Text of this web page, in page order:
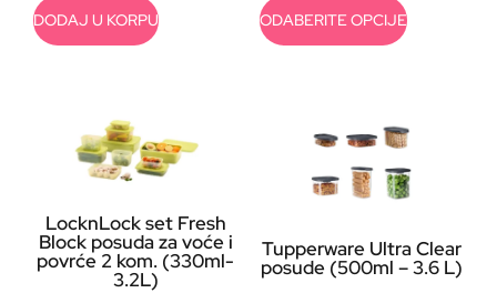
DODAJ U KORPU ODABERITE OPCIJE
LocknLock set Fresh
Block posuda za voće i
povrće 2 kom. (330ml-
3.2L)
Tupperware Ultra Clear
posude (500ml – 3.6 L)